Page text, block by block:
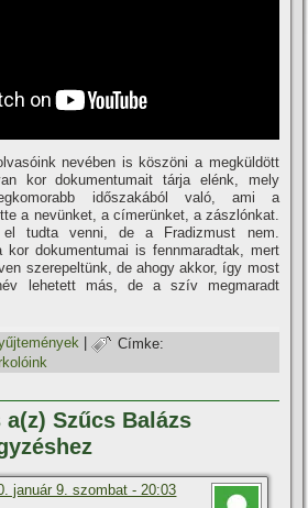
nevében is köszöni a megküldött
kor dokumentumait tárja elénk, mely
időszakából való, ami a
a nevünket, a cí­merünket, a zászlónkat.
el tudta venni, de a Fradizmust nem.
kor dokumentumai is fennmaradtak, mert
szerepeltünk, de ahogy akkor, í­gy most
lehetett más, de a szí­v megmaradt
|
Címke:
Szűcs Balázs
január 9. szombat - 20:03